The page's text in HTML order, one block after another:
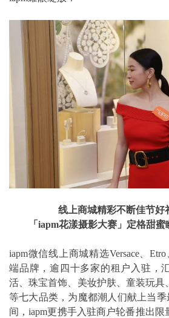
线上商城精彩不断佳节好
「 iapm花漾摄影大赛 」定格甜
iapm微信线上商城精选Versace、
端品牌，逾四十多家的租户入驻，
活、珠宝首饰、美妆护肤、童装玩具
等七大品类，为魔都潮人们献上当
间，iapm更携手入驻商户轮番推出